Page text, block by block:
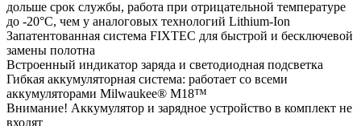
дольше срок службы, работа при отрицательной температуре
до -20°С, чем у аналоговых технологий Lithium-Ion
Запатентованная система FIXTEC для быстрой и бесключевой
замены полотна
Встроенный индикатор заряда и светодиодная подсветка
Гибкая аккумуляторная система: работает со всеми
аккумуляторами Milwaukee® М18™
Внимание! Аккумулятор и зарядное устройство в комплект не
входят